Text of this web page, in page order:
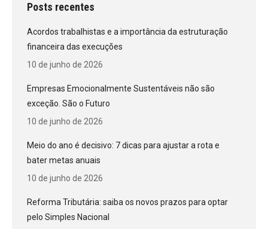
Posts recentes
Acordos trabalhistas e a importância da estruturação
financeira das execuções
10 de junho de 2026
Empresas Emocionalmente Sustentáveis não são
exceção. São o Futuro
10 de junho de 2026
Meio do ano é decisivo: 7 dicas para ajustar a rota e
bater metas anuais
10 de junho de 2026
Reforma Tributária: saiba os novos prazos para optar
pelo Simples Nacional